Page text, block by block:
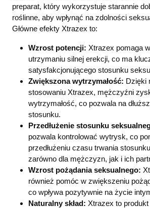
preparat, który wykorzystuje starannie
roślinne, aby wpłynąć na zdolności
Główne efekty Xtrazex to:
Wzrost potencji: Xtrazex pomaga
utrzymaniu silnej erekcji, co ma
satysfakcjonującego stosunku
Zwiększona wytrzymałość: Dzięki
stosowaniu Xtrazex, mężczyźni
wytrzymałość, co pozwala na
stosunku.
Przedłużenie stosunku
pozwala kontrolować wytrysk, co
przedłużeniu czasu trwania
zarówno dla mężczyzn, jak i ich
Wzrost pożądania seksualnego:
również pomóc w zwiększeniu
co wpływa pozytywnie na życie
Naturalny skład: Xtrazex to